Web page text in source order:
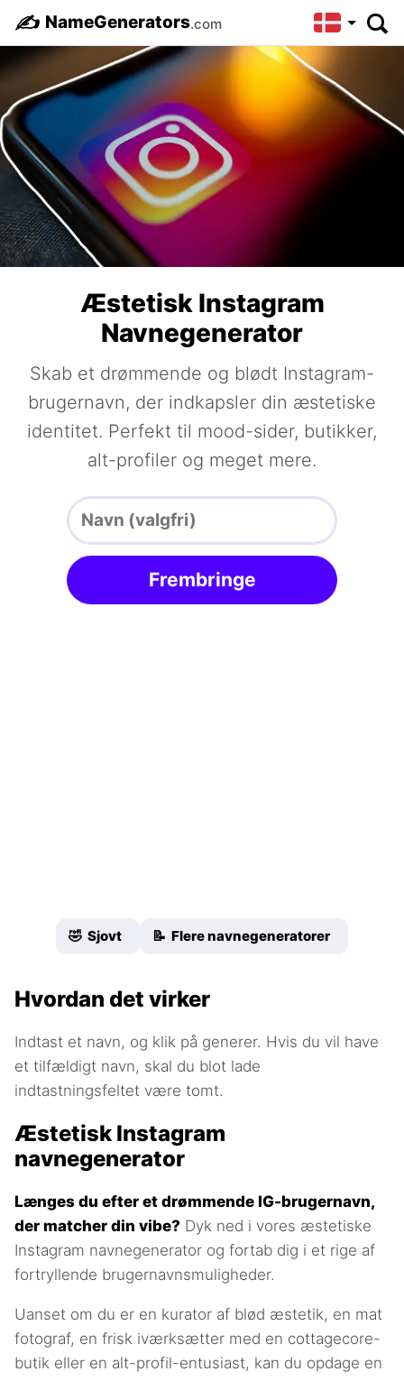
✍️ NameGenerators.com
Æstetisk Instagram
Navnegenerator
Skab et drømmende og blødt Instagram-
brugernavn, der indkapsler din æstetiske
identitet. Perfekt til mood-sider, butikker,
alt-profiler og meget mere.
Frembringe
🤣 Sjovt 📝 Flere navnegeneratorer
Hvordan det virker
Indtast et navn, og klik på generer. Hvis du vil have
et tilfældigt navn, skal du blot lade
indtastningsfeltet være tomt.
Æstetisk Instagram
navnegenerator
Længes du efter et drømmende IG-brugernavn,
der matcher din vibe? Dyk ned i vores æstetiske
Instagram navnegenerator og fortab dig i et rige af
fortryllende brugernavnsmuligheder.
Uanset om du er en kurator af blød æstetik, en mat
fotograf, en frisk iværksætter med en cottagecore-
butik eller en alt-profil-entusiast, kan du opdage en